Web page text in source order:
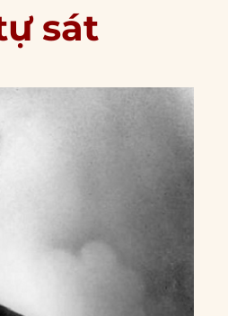
sát